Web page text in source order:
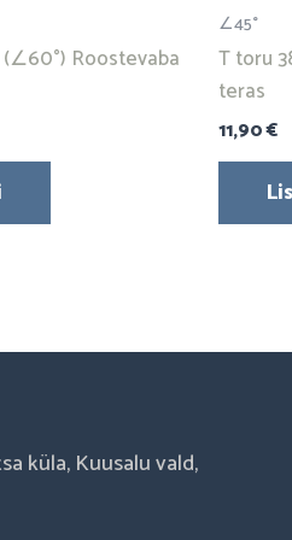
Roostevaba
∠45°
T toru
teras
11,90€
küla, Kuusalu vald,